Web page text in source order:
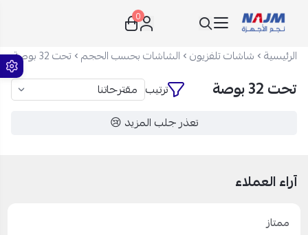
نجم الأجهزة
0
الرئيسية شاشات تلفزيون الشاشات بحسب الحجم تحت 32 بوصة
تحت 32 بوصة
ترتيب
تعذر جلب المزيد 😢
آراء العملاء
ممتاز